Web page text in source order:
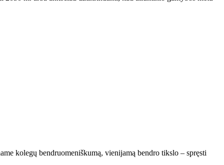
kolegų bendruomeniškumą, vienijamą bendro tikslo – spręsti